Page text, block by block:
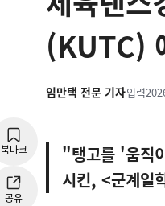
(KUTC)
임만택 전문 기자입력
북마크
공유
"탱고를 '움직
시킨, <군계일